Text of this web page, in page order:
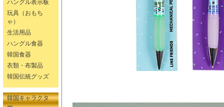
ハングル表示板
玩具（おもち
ゃ）
生活用品
ハングル食器
韓国食器
衣類・布製品
韓国伝統グッズ
韓国キャラクタ